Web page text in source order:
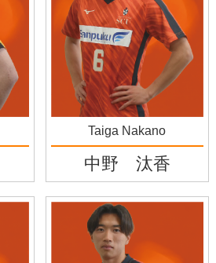
Taiga Nakano
中野 汰香